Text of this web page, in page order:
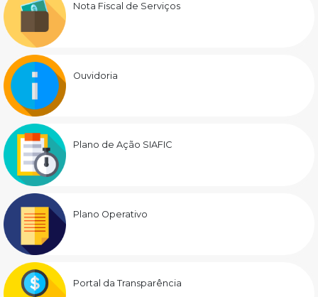
Nota Fiscal de Serviços
Ouvidoria
Plano de Ação SIAFIC
Plano Operativo
Portal da Transparência